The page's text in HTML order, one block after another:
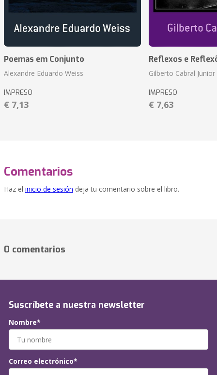
Poemas em Conjunto
Alexandre Eduardo Weiss
IMPRESO
€ 7,13
Reflexos e
Gilberto Cabral Junior
IMPRESO
€ 7,63
Comentarios
Haz el inicio de sesión deja tu comentario sobre el libro.
0 comentarios
Suscríbete a nuestra newsletter
Nombre*
Correo electrónico*